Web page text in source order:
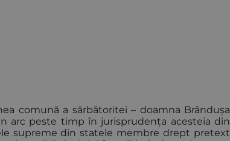
comună a sărbătoritei – doamna Brândușa
arc peste timp în jurisprudența acesteia din
supreme din statele membre drept pretext